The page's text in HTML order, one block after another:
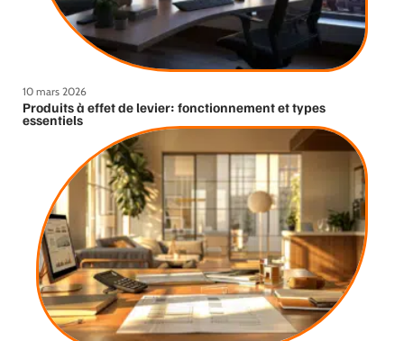
10 mars 2026
Produits à effet de levier: fonctionnement et types
essentiels